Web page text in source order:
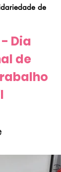
de
- Dia
de